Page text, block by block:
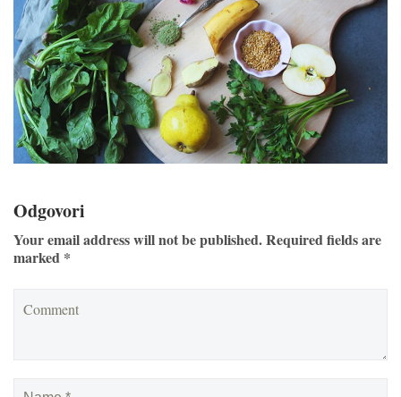
Odgovori
Your email address will not be published. Required fields are
marked *